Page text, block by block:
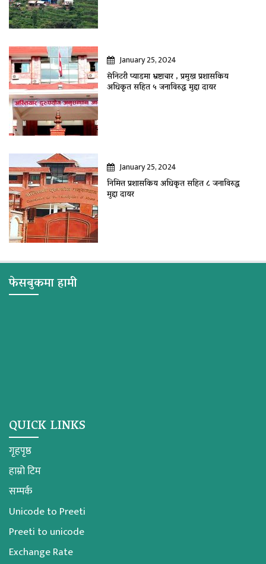
January 25, 2024
सेनिटरी प्याडमा भ्रष्टाचार , प्रमुख प्रशासकिय
अधिकृत सहित ५ जनाविरुद्ध मुद्दा दायर
January 25, 2024
निमित्त प्रशासकिय अधिकृत सहित ८ जनाविरुद्ध
मुद्दा दायर
फेसबुकमा हामी
QUICK LINKS
गृहपृष्ठ
हाम्रो टिम
सम्पर्क
Unicode to Preeti
Preeti to unicode
Exchange Rate